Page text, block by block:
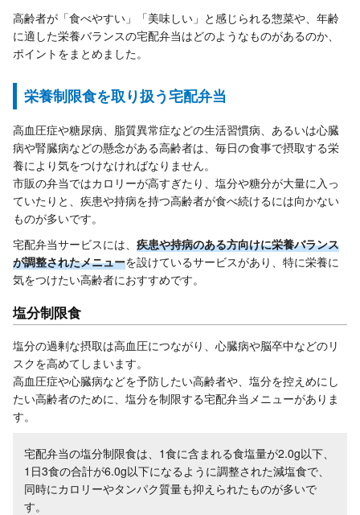
高齢者が「食べやすい」「美味しい」と感じられる惣菜や、年齢
に適した栄養バランスの宅配弁当はどのようなものがあるのか、
ポイントをまとめました。
栄養制限食を取り扱う宅配弁当
高血圧症や糖尿病、脂質異常症などの生活習慣病、あるいは心臓
病や腎臓病などの懸念がある高齢者は、毎日の食事で摂取する栄
養により気をつけなければなりません。
市販の弁当ではカロリーが高すぎたり、塩分や糖分が大量に入っ
ていたりと、疾患や持病を持つ高齢者が食べ続けるには向かない
ものが多いです。
宅配弁当サービスには、 疾患や持病のある方向けに栄養バランス
が調整されたメニューを設けているサービスがあり、特に栄養に
気をつけたい高齢者におすすめです。
塩分制限食
塩分の過剰な摂取は高血圧につながり、心臓病や脳卒中などのリ
スクを高めてしまいます。
高血圧症や心臓病などを予防したい高齢者や、塩分を控えめにし
たい高齢者のために、塩分を制限する宅配弁当メニューがありま
す。
宅配弁当の塩分制限食は、1食に含まれる食塩量が2.0g以下、
1日3食の合計が6.0g以下になるように調整された減塩食で、
同時にカロリーやタンパク質量も抑えられたものが多いで
す。